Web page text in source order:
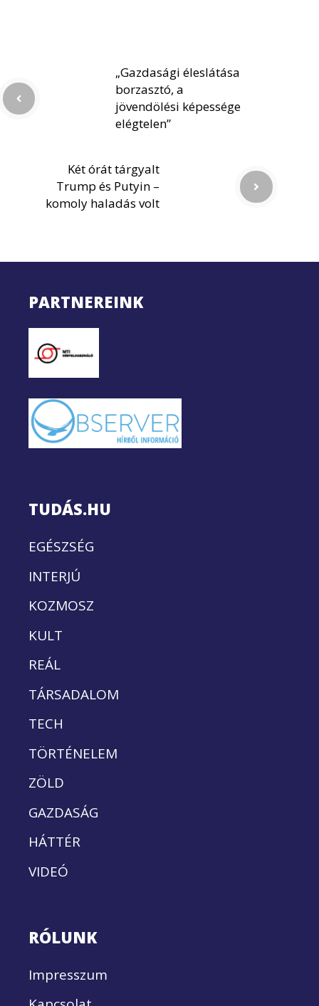
„Gazdasági éleslátása
borzasztó, a
jövendölési képessége
elégtelen”
Két órát tárgyalt
Trump és Putyin –
komoly haladás volt
PARTNEREINK
TUDÁS.HU
EGÉSZSÉG
INTERJÚ
KOZMOSZ
KULT
REÁL
TÁRSADALOM
TECH
TÖRTÉNELEM
ZÖLD
GAZDASÁG
HÁTTÉR
VIDEÓ
RÓLUNK
Impresszum